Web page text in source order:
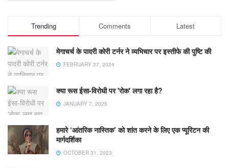
Trending Comments Latest
मेगाचर्च के पादरी कोरी टर्नर ने व्यभिचार पर इस्तीफे की पुष्टि की
FEBRUARY 27, 2024
क्या रूस ईसा-विरोधी पर 'रोक' लगा रहा है?
JANUARY 7, 2025
हमारे ‘आंतरिक नास्तिक’ को शांत करने के लिए एक प्यूरिटन की
मार्गदर्शिका
OCTOBER 31, 2023